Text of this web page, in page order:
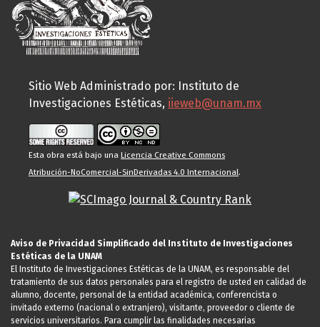
Sitio Web Administrado por: Instituto de
Investigaciones Estéticas, iieweb@unam.mx
Esta obra está bajo una Licencia Creative Commons
Atribución-NoComercial-SinDerivadas 4.0 Internacional.
Aviso de Privacidad Simplificado del Instituto de Investigaciones
Estéticas de la UNAM
El Instituto de Investigaciones Estéticas de la UNAM, es responsable del
tratamiento de sus datos personales para el registro de usted en calidad de
alumno, docente, personal de la entidad académica, conferencista o
invitado externo (nacional o extranjero), visitante, proveedor o cliente de
servicios universitarios. Para cumplir las finalidades necesarias